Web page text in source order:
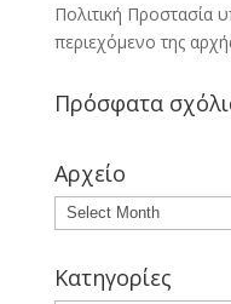
Πολιτική Προστασία
περιεχόμενο της
Πρόσφατα
Αρχείο
Κατηγορίες